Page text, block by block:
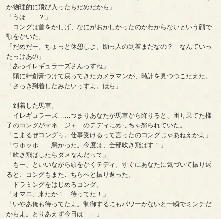
か物理的に飛び入ったらだめだから」
「うほ……？」
コングは首をかしげ、なにがおかしかったのかわからないという顔で
顎をかいた。
「だめだー。ちょっと休憩しよ。助っ人の到着まだなの？ なんていっ
たっけあの」
「あっイレギュラーズさんっすね」
頭に絆創膏つけて戻ってきたカメラマンが、時計を見つつこたえた。
「さっき到着したみたいっすよ。ほら」
到着した馬車。
イレギュラーズ……つまりあなたが馬車から降りると、困り果てた様
子のコングがマネージャーのテディにめっちゃ怒られていた。
「こまるぜコングぅ。仕事受けるって言ったのコングじゃあねえかよ」
「ウホッホ……悪かった。今度は、全部吹き飛ばす！」
「吹き飛ばしたらダメなんだって」
もー、といいながら頭をかくテディ。すぐにあなたに気づいて振り返
ると、コングもまたこちらへと振り返った。
ドラミングをはじめるコング。
「オマエ、来たか！ 待ってた！」
「いやあ俺も待ってたよ。制御するにもパワーがないと一瞬でミンチだ
からよ。とりあえず今日は……」